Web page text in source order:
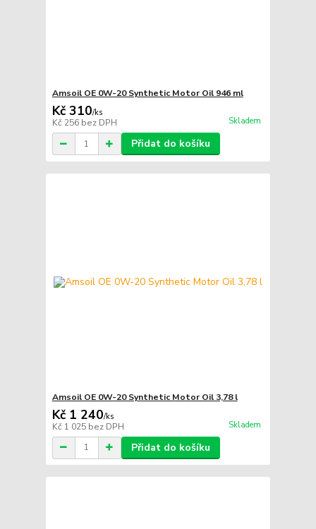
Amsoil OE 0W-20 Synthetic Motor Oil 946 ml
Kč 310/ks
Kč 256 bez DPH Skladem
Přidat do košíku
Amsoil OE 0W-20 Synthetic Motor Oil 3,78 l
Kč 1 240/ks
Kč 1 025 bez DPH Skladem
Přidat do košíku